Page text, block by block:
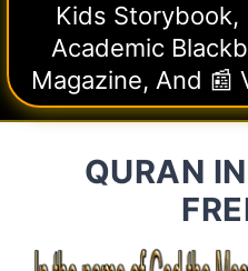
Kids
Academic
Magazine, And 📰
QURAN